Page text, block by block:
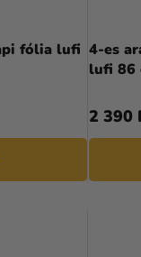
fólia lufi 4-es
lufi 86
2 390